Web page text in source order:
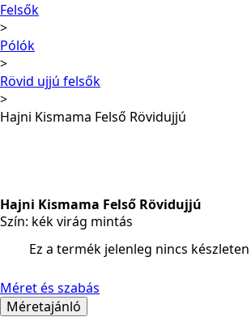
Felsők
Pólók
Rövid ujjú felsők
Hajni Kismama Felső Rövidujjú
Hajni Kismama Felső Rövidujjú
Szín: kék virág mintás
Ez a termék jelenleg nincs
Méret és szabás
Méretajánló